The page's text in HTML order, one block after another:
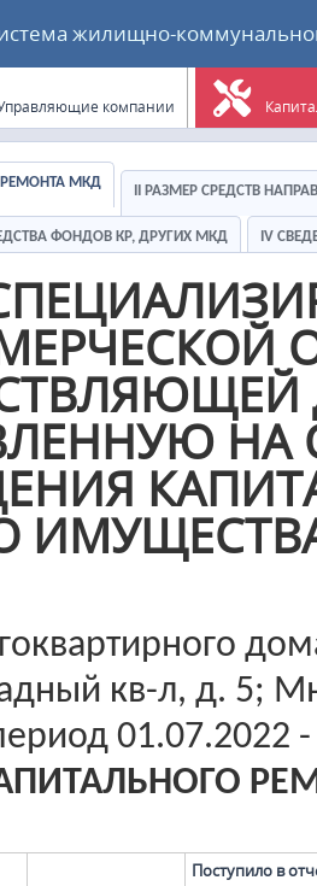
жилищно-
компании
РЕМОНТА МКД
II РАЗМЕР СРЕДСТВ
ФОНДОВ КР, ДРУГИХ МКД IV
НА
кв-л, д. 5;
01.07.2022
Поступило в